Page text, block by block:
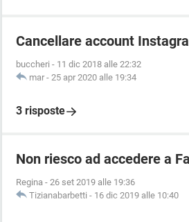
Cancellare account
buccheri - 11 dic 2018 alle 22:32
mar - 25 apr 2020 alle 19:34
3 risposte
Non riesco ad accedere a
Regina - 26 set 2019 alle 19:36
Tizianabarbetti - 16 dic 2019 alle 10:40